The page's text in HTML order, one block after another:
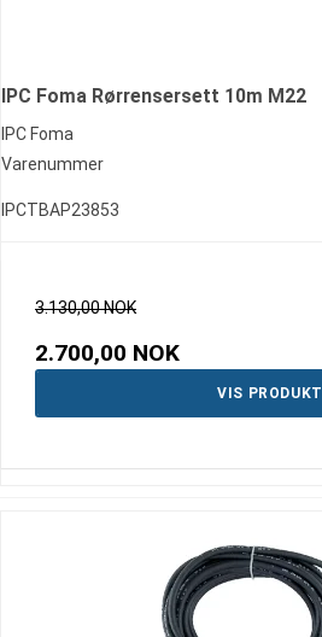
IPC Foma Rørrensersett 10m M22
IPC Foma
Varenummer
IPCTBAP23853
3.130,00 NOK
2.700,00 NOK
VIS PRODUKT